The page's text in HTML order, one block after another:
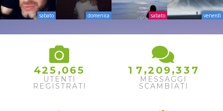
sabato domenica sabato venerdì
425 ,065
UTENTI
REGISTRATI
1 7 ,2 09,33 7
MESSAGGI
SCAMBIATI